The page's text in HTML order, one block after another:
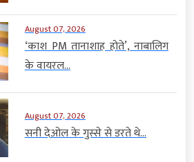
August 07, 2026
‘काश PM तानाशाह होते’, नाबालिग
के वायरल...
August 07, 2026
सनी देओल के गुस्से से डरते थे...